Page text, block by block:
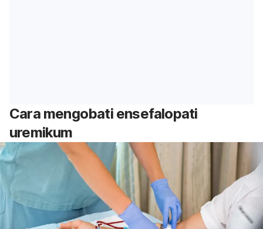
Cara mengobati ensefalopati
uremikum